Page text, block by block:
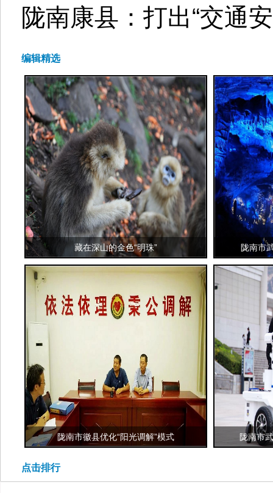
陇南康县：打出“交通
编辑精选
藏在深山的金色“明珠” 陇南市
陇南市徽县优化“阳光调解”模式 陇南市
点击排行